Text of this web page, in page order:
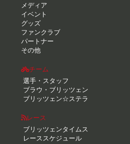
メディア
イベント
グッズ
ファンクラブ
パートナー
その他
チーム
選手・スタッフ
ブラウ・ブリッツェン
ブリッツェン☆ステラ
レース
ブリッツェンタイムス
レーススケジュール